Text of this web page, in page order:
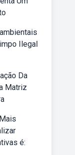
Ilegal
Da
Matriz
é: